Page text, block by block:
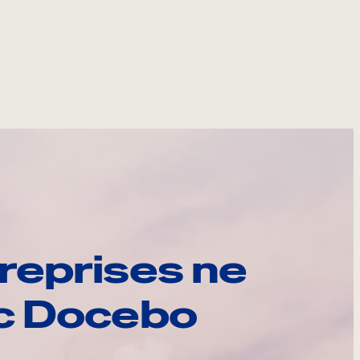
ne
Docebo